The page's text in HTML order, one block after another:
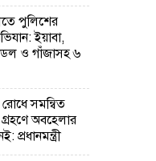
পুলিশের
ইয়াবা,
ও গাঁজাসহ ৬
সমন্বিত
অবহেলার
প্রধানমন্ত্রী